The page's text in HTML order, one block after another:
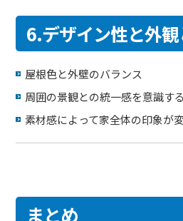
6.デザイン性と外
屋根色と外壁のバランス
周囲の景観との統一感を意識する
素材感によって家全体の印象が変
まとめ